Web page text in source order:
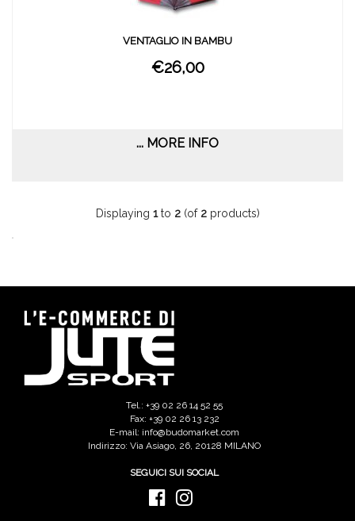
VENTAGLIO IN BAMBU
€26,00
... MORE INFO
Displaying 1to 2(of 2products)
Tel.: +39 02 26 14 52 55
Fax: +39 02 26 13 232
E-mail: info@budomarket.com
Indirizzo: Via Asiago, 26, 20128 MILANO
SEGUICI SUI SOCIAL